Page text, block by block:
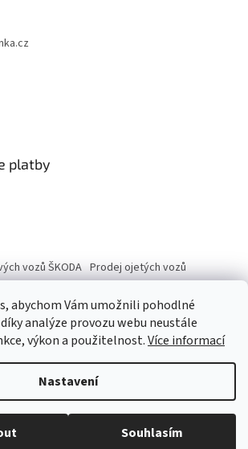
abychom Vám umožnili pohodlné
analýze provozu webu neustále
výkon a použitelnost.Více informací
Nastavení
Souhlasím
platby
vozů ŠKODA Prodej ojetých vozů
. Všechna práva vyhrazena.
Upravit nastavení cookies